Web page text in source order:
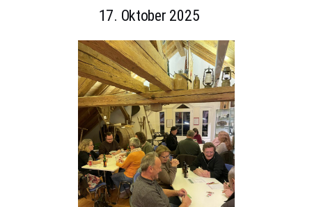
17. Oktober 2025